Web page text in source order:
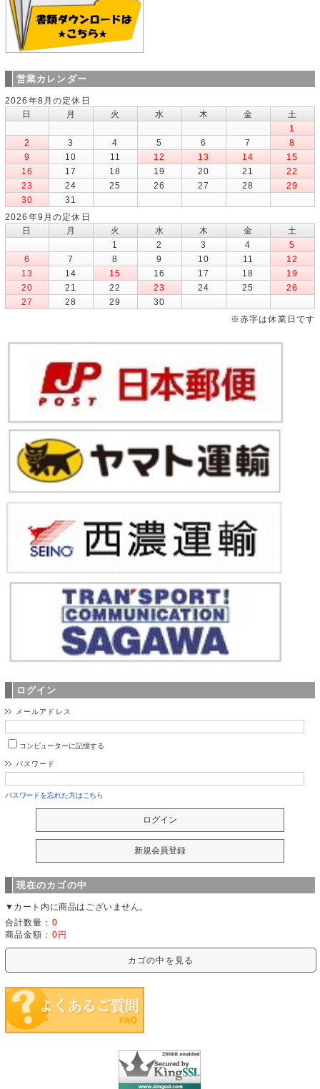
営業カレンダー
2026年8月の定休日
日
月 火 水 木 金
土
1
2
3 4 5 6 7
8
9
10 11 12 13 14
15
16
17 18 19 20 21
22
23
24 25 26 27 28
29
30
31
2026年9月の定休日
日
月 火 水 木 金
土
1
2 3 4
5
6
7 8 9 10 11
12
13
14 15 16 17 18
19
20
21 22 23 24 25
26
27
28 29
30
※赤字は休業日です
ログイン
メールアドレス
コンピューターに記憶する
パスワード
パスワードを忘れた方はこちら
現在のカゴの中
▼カート内に商品はございません。
合計数量： 0
商品金額： 0円
カゴの中を見る